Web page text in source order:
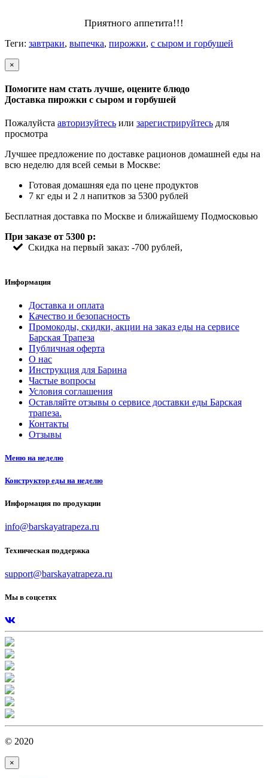
Приятного аппетита!!!
Теги: завтраки, выпечка, пирожки, с сыром и горбушей
×
Помогите нам стать лучше, оцените блюдо
Доставка пирожки с сыром и горбушей
Пожалуйста авторизуйтесь или зарегистрируйтесь для
просмотра
Лучшее предложение по доставке рационов домашней еды на
всю неделю для всей семьи в Москве:
Готовая домашняя еда по цене продуктов
7 кг еды и 2 л напитков за 5300 рублей
Бесплатная доставка по Москве и ближайшему Подмосковью
При заказе от 5300 р:
Скидка на первый заказ: -700 рублей,
Информация
Доставка и оплата
Качество и безопасность
Промокоды, скидки, акции на заказ еды на сервисе
Барская Трапеза
Публичная оферта
О нас
Инструкция для Барина
Частые вопросы
Условия соглашения
Оставляйте отзывы о сервисе доставки еды Барская
трапеза.
Контакты
Отзывы
Меню на неделю
Конструктор еды на неделю
Информация по продукции
info@barskayatrapeza.ru
Техническая поддержка
support@barskayatrapeza.ru
Мы в соцсетях
© 2020
×